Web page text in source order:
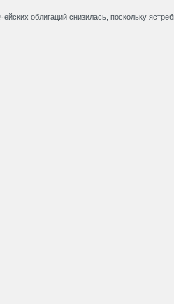
облигаций снизилась, поскольку